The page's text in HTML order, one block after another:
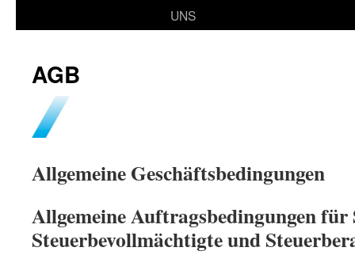
UNS
AGB
Allgemeine Geschäftsbedingungen
Allgemeine Auftragsbedingungen für
Steuerbevollmächtigte und